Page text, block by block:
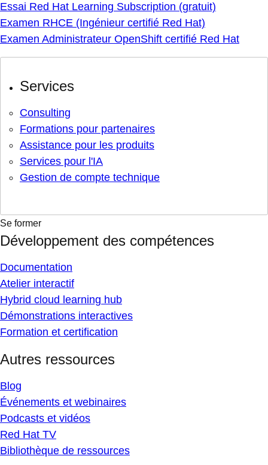
Essai Red Hat Learning Subscription (gratuit)
Examen RHCE (Ingénieur certifié Red Hat)
Examen Administrateur OpenShift certifié Red Hat
Services
Consulting
Formations pour partenaires
Assistance pour les produits
Services pour l'IA
Gestion de compte technique
Se former
Développement des compétences
Documentation
Atelier interactif
Hybrid cloud learning hub
Démonstrations interactives
Formation et certification
Autres ressources
Blog
Événements et webinaires
Podcasts et vidéos
Red Hat TV
Bibliothèque de ressources